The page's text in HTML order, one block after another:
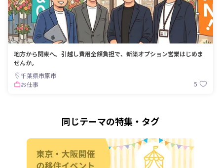
地方から関東へ。引越し費用全額負担で、新築オプション営業はじめま
せんか。
千葉県市原市
お仕事
5
同じテーマの特集・タグ